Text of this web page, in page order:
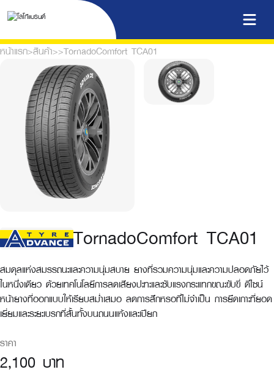
หน้าแรก>สินค้า>>TornadoComfort TCA01
TornadoComfort TCA01
สมดุลแห่งสมรรถนะและความนุ่มสบาย ยางที่รวมความนุ่มและความปลอดภัยไว้
ในหนึ่งเดียว ด้วยเทคโนโลยีการลดเสียงปะทะและซับแรงกระแทกขณะขับขี่ ดีไซน์
หน้ายางที่ออกแบบให้เรียบสม่ำเสมอ ลดการสึกหรอที่ไม่จำเป็น การยึดเกาะที่ยอด
เยี่ยมและระยะเบรกที่สั้นทั้งบนถนนแห้งและเปียก
ราคา
2,100 บาท